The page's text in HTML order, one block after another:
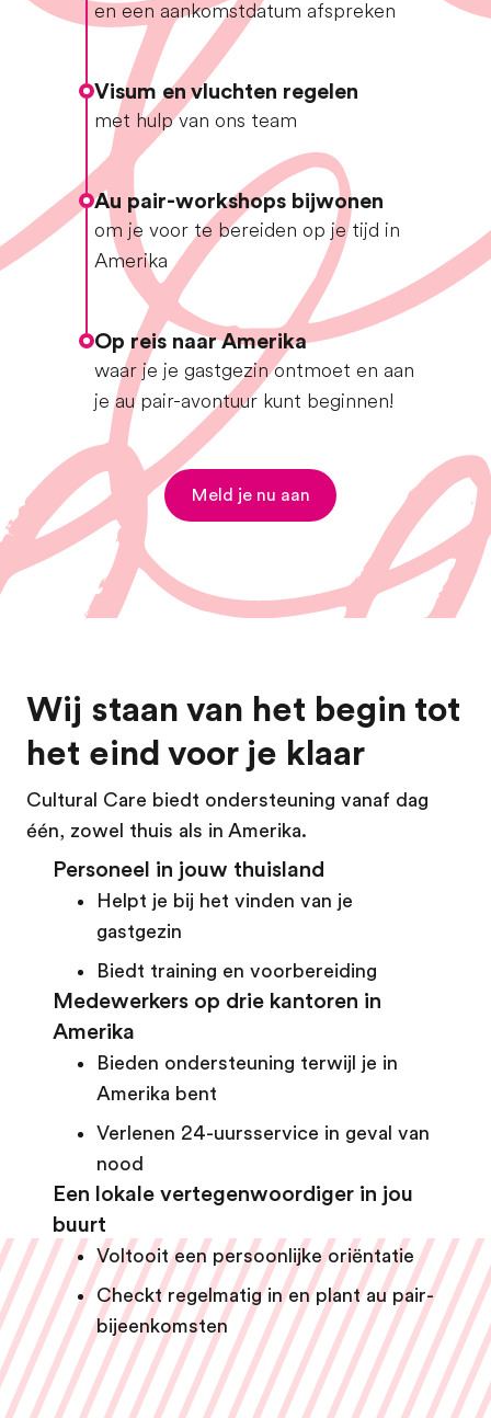
en een aankomstdatum afspreken
Visum en vluchten regelen
met hulp van ons team
Au pair-workshops bijwonen
om je voor te bereiden op je tijd in
Amerika
Op reis naar Amerika
waar je je gastgezin ontmoet en aan
je au pair-avontuur kunt beginnen!
Meld je nu aan
Wij staan van het begin tot
het eind voor je klaar
Cultural Care biedt ondersteuning vanaf dag
één, zowel thuis als in Amerika.
Personeel in jouw thuisland
Helpt je bij het vinden van je
gastgezin
Biedt training en voorbereiding
Medewerkers op drie kantoren in
Amerika
Bieden ondersteuning terwijl je in
Amerika bent
Verlenen 24-uursservice in geval van
nood
Een lokale vertegenwoordiger in jou
buurt
Voltooit een persoonlijke oriëntatie
Checkt regelmatig in en plant au pair-
bijeenkomsten